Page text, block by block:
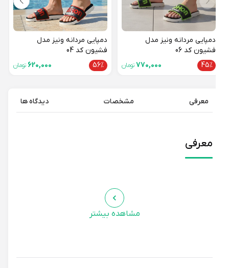
دمپایی مردانه ونیز مدل
فشیون کد 06
45%
770,000تومان
دمپایی مردانه ونیز مدل
فشیون کد 04
56%
620,000 تومان
معرفی مشخصات دیدگاه ها
معرفی
مشاهده بیشتر